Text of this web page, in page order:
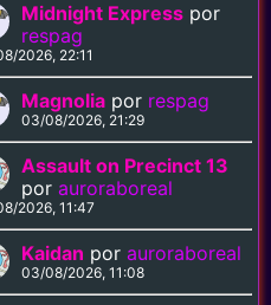
Midnight Express por
respag
2026, 22:11
Magnolia por respag
03/08/2026, 21:29
Assault on Precinct 13
porauroraboreal
2026, 11:47
Kaidan porauroraboreal
03/08/2026, 11:08